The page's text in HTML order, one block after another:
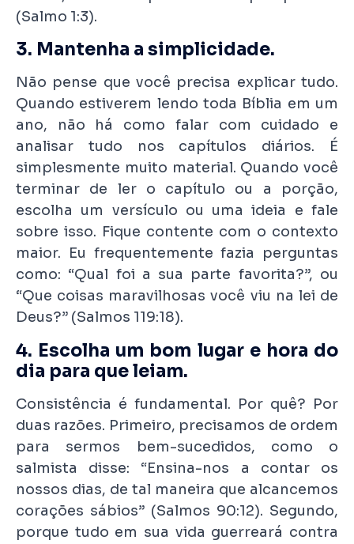
(Salmo 1:3).
3. Mantenha a simplicidade.
Não pense que você precisa explicar tudo.
Quando estiverem lendo toda Bíblia em um
ano, não há como falar com cuidado e
analisar tudo nos capítulos diários. É
simplesmente muito material. Quando você
terminar de ler o capítulo ou a porção,
escolha um versículo ou uma ideia e fale
sobre isso. Fique contente com o contexto
maior. Eu frequentemente fazia perguntas
como: “Qual foi a sua parte favorita?”, ou
“Que coisas maravilhosas você viu na lei de
Deus?” (Salmos 119:18).
4. Escolha um bom lugar e hora do
dia para que leiam.
Consistência é fundamental. Por quê? Por
duas razões. Primeiro, precisamos de ordem
para sermos bem-sucedidos, como o
salmista disse: “Ensina-nos a contar os
nossos dias, de tal maneira que alcancemos
corações sábios” (Salmos 90:12). Segundo,
porque tudo em sua vida guerreará contra